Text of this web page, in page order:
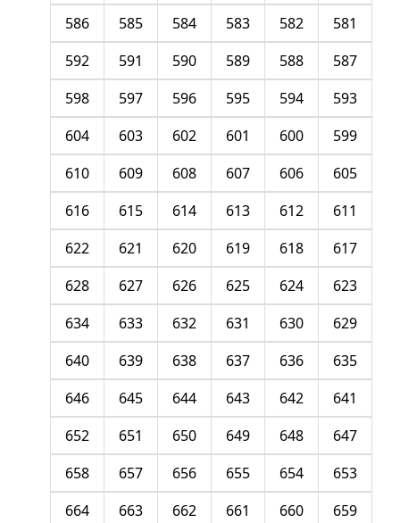
581
582
583
584
585
586
587
588
589
590
591
592
593
594
595
596
597
598
599
600
601
602
603
604
605
606
607
608
609
610
611
612
613
614
615
616
617
618
619
620
621
622
623
624
625
626
627
628
629
630
631
632
633
634
635
636
637
638
639
640
641
642
643
644
645
646
647
648
649
650
651
652
653
654
655
656
657
658
659
660
661
662
663
664